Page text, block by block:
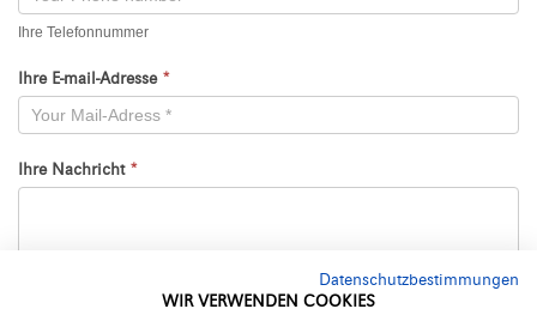
Ihre Telefonnummer
Ihre E-mail-Adresse *
Ihre Nachricht *
Datenschutzbestimmungen
WIR VERWENDEN COOKIES